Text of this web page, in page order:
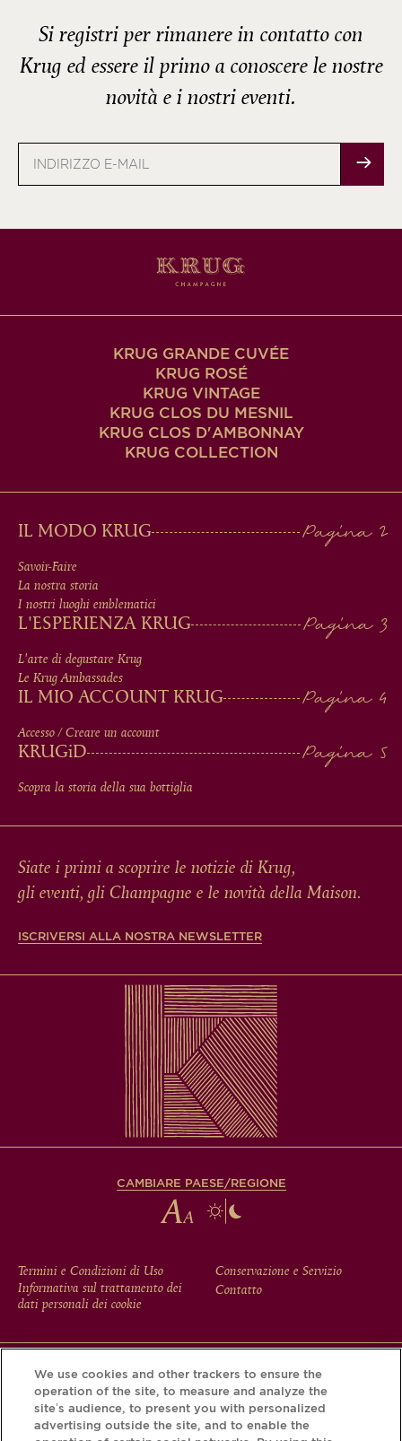
Si registri per rimanere in contatto con
Krug ed essere il primo a conoscere le nostre
novità e i nostri eventi.
KRUG GRANDE CUVÉE
KRUG ROSÉ
KRUG VINTAGE
KRUG CLOS DU MESNIL
KRUG CLOS D'AMBONNAY
KRUG COLLECTION
MAIN
MEN
IN
FOOTER
IL MODO KRUG
Savoir-Faire
La nostra storia
I nostri luoghi emblematici
L'ESPERIENZA KRUG
L'arte di degustare Krug
Le Krug Ambassades
IL MIO ACCOUNT KRUG
Accesso / Creare un account
KRUGiD
Scopra la storia della sua bottiglia
Siate i primi a scoprire le notizie di Krug,
gli eventi, gli Champagne e le novità della Maison.
ISCRIVERSI ALLA NOSTRA NEWSLETTER
CAMBIARE PAESE/REGIONE
FOOTER
MENU
Termini e Condizioni di Uso
Informativa sul trattamento dei
dati personali dei cookie
Conservazione e Servizio
Contatto
Scarichi l'app Krug e scopra la storia che si nasconde dietro
la sua bottiglia tramite il Krug iD.
We use cookies and other trackers to ensure the
operation of the site, to measure and analyze the
site’s audience, to present you with personalized
advertising outside the site, and to enable the